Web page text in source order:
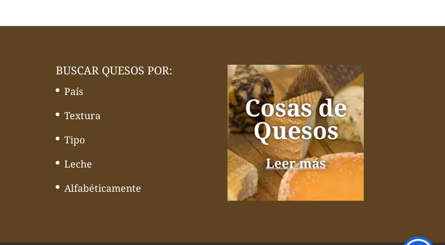
BUSCAR QUESOS POR:
País
Textura
Tipo
Leche
Alfabéticamente